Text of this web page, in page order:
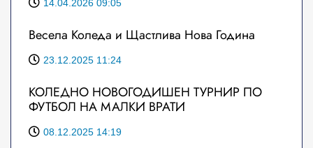
14.04.2026 09:05
Весела Коледа и Щастлива Нова Година
23.12.2025 11:24
КОЛЕДНО НОВОГОДИШЕН ТУРНИР ПО
ФУТБОЛ НА МАЛКИ ВРАТИ
08.12.2025 14:19